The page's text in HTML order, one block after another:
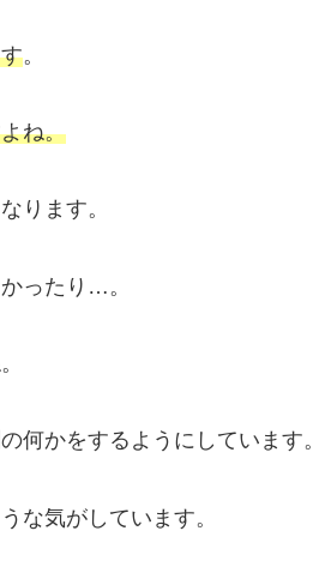
。
ね。
ります。
ったり…。
何かをするようにしています。
な気がしています。